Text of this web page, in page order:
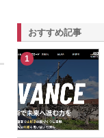
おすすめ記事
1